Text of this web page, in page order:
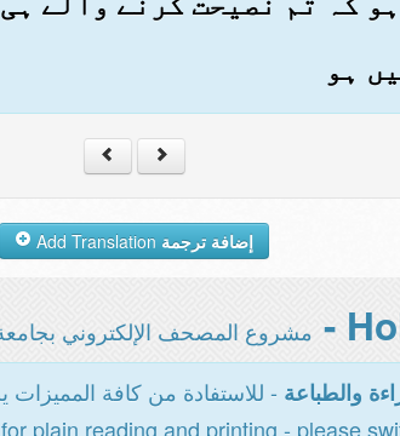
إضافة ترجمة
مشروع المصحف الإلكتروني
والطباعة - للاستفادة من كافة المميزات
plain reading and printing - please